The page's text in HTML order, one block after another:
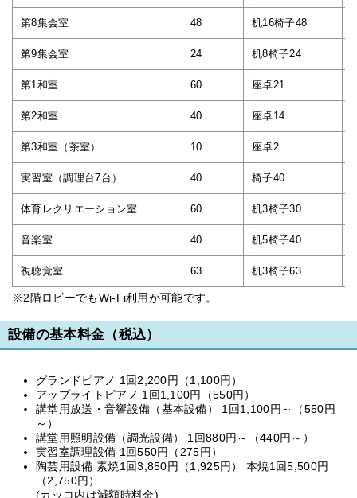
第8集会室 48 机16椅子48
第9集会室 24 机8椅子24
第1和室 60 座卓21
第2和室 40 座卓14
第3和室（茶室） 10 座卓2
実習室（調理台7台） 40 椅子40
体育レクリエーション室 60 机3椅子30
音楽室 40 机5椅子40
視聴覚室 63 机3椅子63
※2階ロビーでもWi-Fi利用が可能です。
設備の基本料金（税込）
グランドピアノ 1回2,200円（1,100円）
アップライトピアノ 1回1,100円（550円）
講堂用放送・音響設備（基本設備） 1回1,100円～（550円
～）
講堂用照明設備（調光設備） 1回880円～（440円～）
実習室調理設備 1回550円（275円）
陶芸用設備 素焼1回3,850円（1,925円） 本焼1回5,500円
（2,750円）
(カッコ内は減額時料金)